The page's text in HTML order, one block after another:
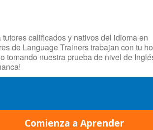
calificados y nativos del idioma en
de Language Trainers trabajan con tu
tomando nuestra prueba de nivel de
Comienza a Aprender